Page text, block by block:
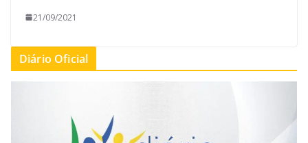
21/09/2021
Diário Oficial